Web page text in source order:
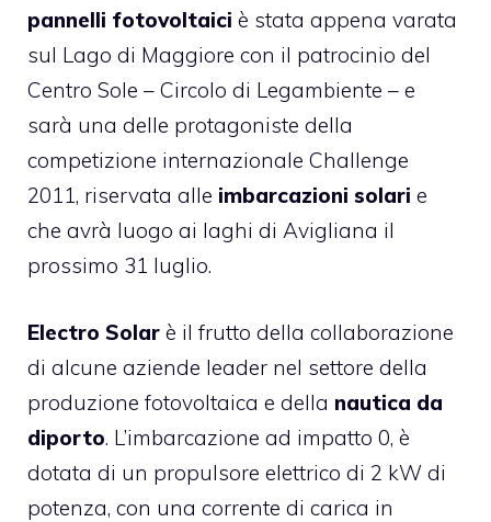
pannelli fotovoltaici è stata appena varata
sul Lago di Maggiore con il patrocinio del
Centro Sole – Circolo di Legambiente – e
sarà una delle protagoniste della
competizione internazionale Challenge
2011, riservata alle imbarcazioni solari e
che avrà luogo ai laghi di Avigliana il
prossimo 31 luglio.
Electro Solar è il frutto della collaborazione
di alcune aziende leader nel settore della
produzione fotovoltaica e della nautica da
diporto. L’imbarcazione ad impatto 0, è
dotata di un propulsore elettrico di 2 kW di
potenza, con una corrente di carica in